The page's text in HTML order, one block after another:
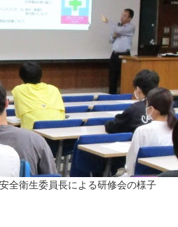
全衛生委員長による研修会の様子